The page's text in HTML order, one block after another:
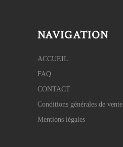
NAVIGATION
ACCUEIL
FAQ
CONTACT
Conditions générales de vente
Mentions légales